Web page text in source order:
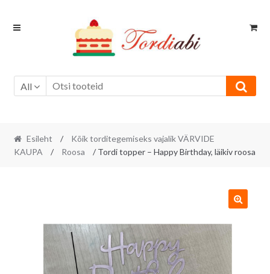
Skip
Skip
All
Esileht /
Kõik torditegemiseks vajalik VÄRVIDE
KAUPA
/ Roosa / Tordi topper – Happy Birthday, läikiv roosa